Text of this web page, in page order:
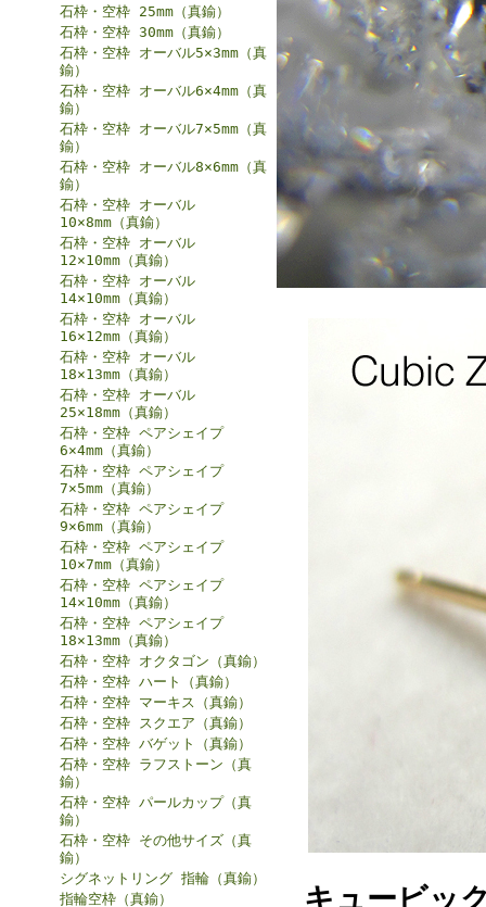
石枠・空枠 25mm（真鍮）
石枠・空枠 30mm（真鍮）
石枠・空枠 オーバル5×3mm（真
鍮）
石枠・空枠 オーバル6×4mm（真
鍮）
石枠・空枠 オーバル7×5mm（真
鍮）
石枠・空枠 オーバル8×6mm（真
鍮）
石枠・空枠 オーバル
10×8mm（真鍮）
石枠・空枠 オーバル
12×10mm（真鍮）
石枠・空枠 オーバル
14×10mm（真鍮）
石枠・空枠 オーバル
16×12mm（真鍮）
石枠・空枠 オーバル
18×13mm（真鍮）
石枠・空枠 オーバル
25×18mm（真鍮）
石枠・空枠 ペアシェイプ
6×4mm（真鍮）
石枠・空枠 ペアシェイプ
7×5mm（真鍮）
石枠・空枠 ペアシェイプ
9×6mm（真鍮）
石枠・空枠 ペアシェイプ
10×7mm（真鍮）
石枠・空枠 ペアシェイプ
14×10mm（真鍮）
石枠・空枠 ペアシェイプ
18×13mm（真鍮）
石枠・空枠 オクタゴン（真鍮）
石枠・空枠 ハート（真鍮）
石枠・空枠 マーキス（真鍮）
石枠・空枠 スクエア（真鍮）
石枠・空枠 バゲット（真鍮）
石枠・空枠 ラフストーン（真
鍮）
石枠・空枠 パールカップ（真
鍮）
石枠・空枠 その他サイズ（真
鍮）
シグネットリング 指輪（真鍮）
指輪空枠（真鍮）
キュービッ